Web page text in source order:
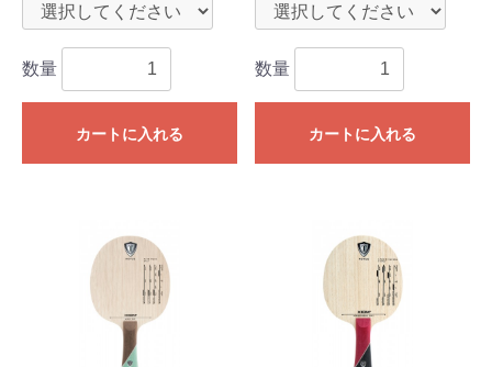
数量
カートに入れる
数量
カートに入れる